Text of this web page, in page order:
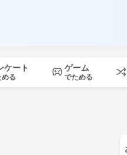
ケート
める
ゲーム
でためる